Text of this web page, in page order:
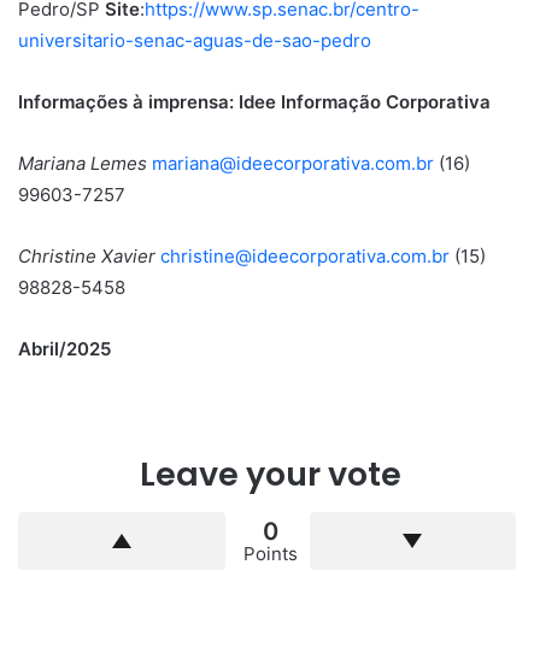
Pedro/SP Site:https://www.sp.senac.br/centro-
universitario-senac-aguas-de-sao-pedro
Informações à imprensa: Idee Informação Corporativa
Mariana Lemes mariana@ideecorporativa.com.br (16)
99603-7257
Christine Xavier christine@ideecorporativa.com.br (15)
98828-5458
Abril/2025
Leave your vote
0
Points